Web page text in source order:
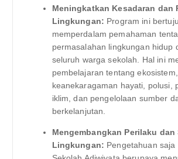
Meningkatkan Kesadaran dan
Lingkungan: Program ini
memperdalam pemahaman
permasalahan lingkungan hidup
seluruh warga sekolah. Hal ini
pembelajaran tentang ekosistem,
keanekaragaman hayati, polusi,
iklim, dan pengelolaan sumber
berkelanjutan.
Mengembangkan Perilaku dan
Lingkungan: Pengetahuan saja